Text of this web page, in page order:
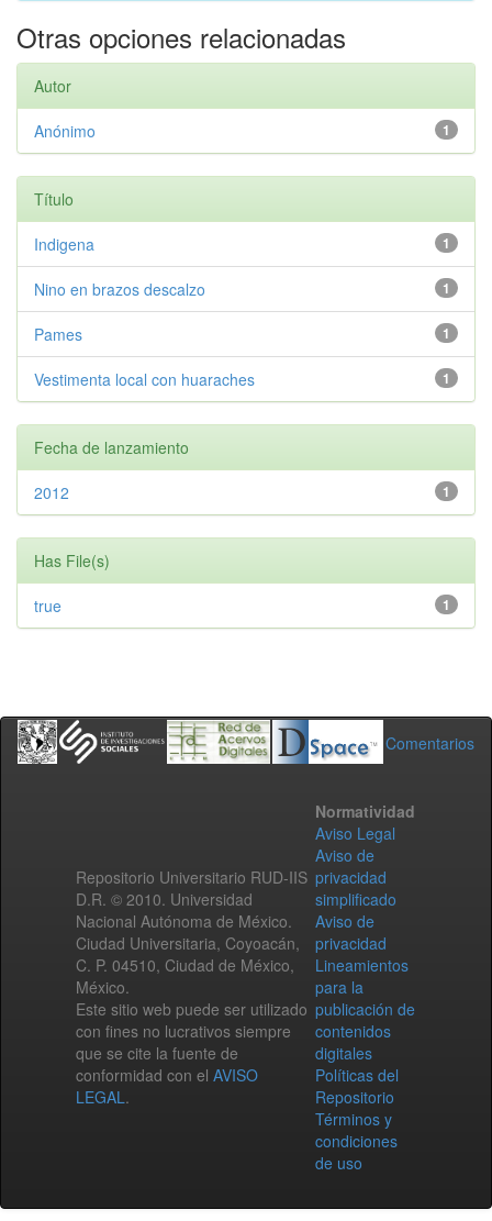
Otras opciones relacionadas
Autor
1
Anónimo
Título
1
Indigena
1
Nino en brazos descalzo
1
Pames
1
Vestimenta local con huaraches
Fecha de lanzamiento
1
2012
Has File(s)
1
true
Comentarios
Repositorio Universitario RUD-IIS
D.R. © 2010. Universidad
Nacional Autónoma de México.
Ciudad Universitaria, Coyoacán,
C. P. 04510, Ciudad de México,
México.
Este sitio web puede ser utilizado
con fines no lucrativos siempre
que se cite la fuente de
conformidad con el AVISO
LEGAL.
Normatividad
Aviso Legal
Aviso de
privacidad
simplificado
Aviso de
privacidad
Lineamientos
para la
publicación de
contenidos
digitales
Políticas del
Repositorio
Términos y
condiciones
de uso